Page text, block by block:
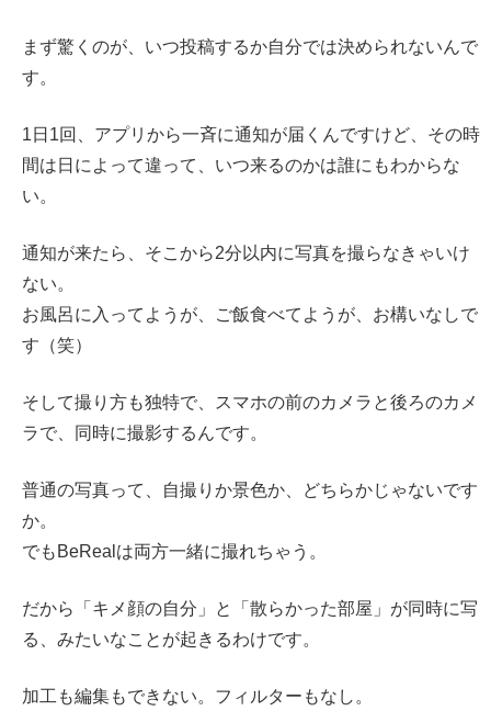
まず驚くのが、いつ投稿するか自分では決められないんで
す。
1日1回、アプリから一斉に通知が届くんですけど、その時
間は日によって違って、いつ来るのかは誰にもわからな
い。
通知が来たら、そこから2分以内に写真を撮らなきゃいけ
ない。
お風呂に入ってようが、ご飯食べてようが、お構いなしで
す（笑）
そして撮り方も独特で、スマホの前のカメラと後ろのカメ
ラで、同時に撮影するんです。
普通の写真って、自撮りか景色か、どちらかじゃないです
か。
でもBeRealは両方一緒に撮れちゃう。
だから「キメ顔の自分」と「散らかった部屋」が同時に写
る、みたいなことが起きるわけです。
加工も編集もできない。フィルターもなし。